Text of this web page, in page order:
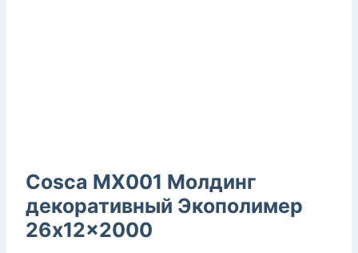
Cosca MX001 Молдинг
декоративный Экополимер
26x12x2000